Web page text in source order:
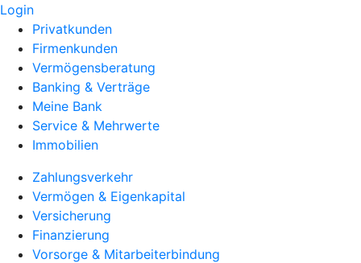
Login
Privatkunden
Firmenkunden
Vermögensberatung
Banking & Verträge
Meine Bank
Service & Mehrwerte
Immobilien
Zahlungsverkehr
Vermögen & Eigenkapital
Versicherung
Finanzierung
Vorsorge & Mitarbeiterbindung